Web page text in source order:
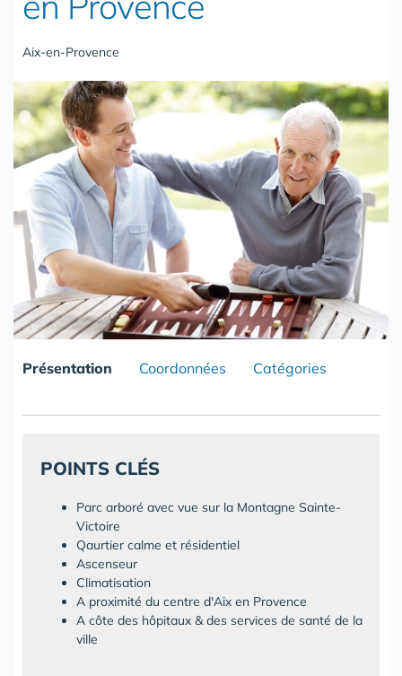
Aix-en-Provence
Présentation Coordonnées Catégories
POINTS CLÉS
Parc arboré avec vue sur la Montagne Sainte-
Victoire
Qaurtier calme et résidentiel
Ascenseur
Climatisation
A proximité du centre d'Aix en Provence
A côte des hôpitaux & des services de santé de la
ville